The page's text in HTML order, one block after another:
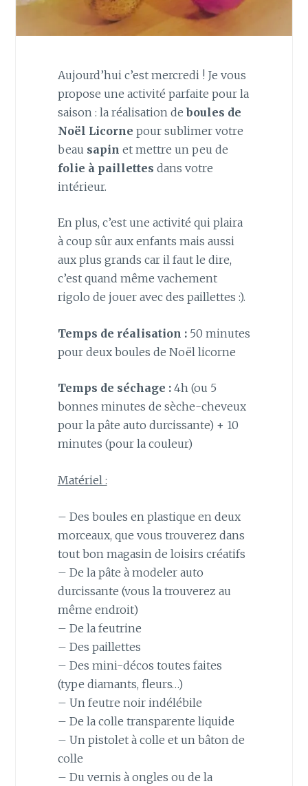
Aujourd’hui c’est mercredi ! Je vous
propose une activité parfaite pour la
saison : la réalisation de boules de
Noël Licorne pour sublimer votre
beau sapin et mettre un peu de
folie à paillettes dans votre
intérieur.
En plus, c’est une activité qui plaira
à coup sûr aux enfants mais aussi
aux plus grands car il faut le dire,
c’est quand même vachement
rigolo de jouer avec des paillettes :).
Temps de réalisation :50 minutes
pour deux boules de Noël licorne
Temps de séchage :4h (ou 5
bonnes minutes de sèche-cheveux
pour la pâte auto durcissante) + 10
minutes (pour la couleur)
Matériel :
– Des boules en plastique en deux
morceaux, que vous trouverez dans
tout bon magasin de loisirs créatifs
– De la pâte à modeler auto
durcissante (vous la trouverez au
même endroit)
– De la feutrine
– Des paillettes
– Des mini-décos toutes faites
(type diamants, fleurs…)
– Un feutre noir indélébile
– De la colle transparente liquide
– Un pistolet à colle et un bâton de
colle
– Du vernis à ongles ou de la